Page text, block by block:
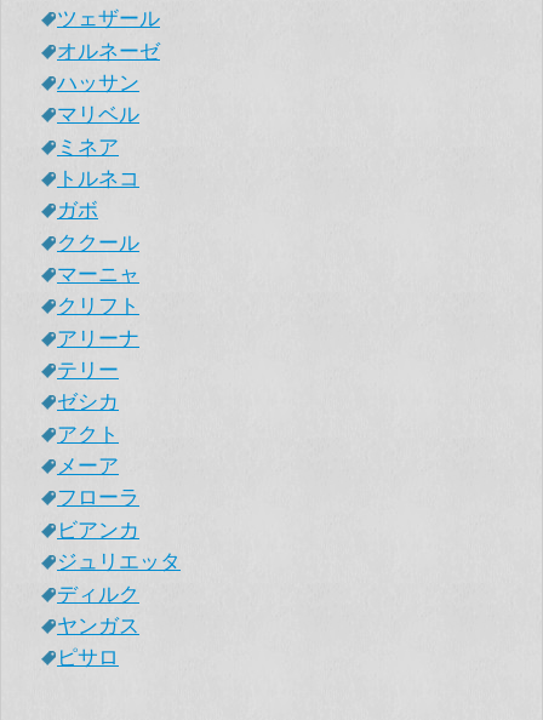
ツェザール
オルネーゼ
ハッサン
マリベル
ミネア
トルネコ
ガボ
ククール
マーニャ
クリフト
アリーナ
テリー
ゼシカ
アクト
メーア
フローラ
ビアンカ
ジュリエッタ
ディルク
ヤンガス
ピサロ